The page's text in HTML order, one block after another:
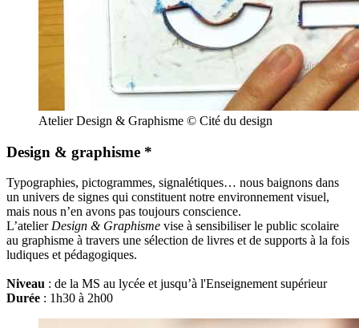
Atelier Design & Graphisme © Cité du design
Design & graphisme *
Typographies, pictogrammes, signalétiques… nous baignons dans
un univers de signes qui constituent notre environnement visuel,
mais nous n’en avons pas toujours conscience.
L’atelier Design & Graphisme vise à sensibiliser le public scolaire
au graphisme à travers une sélection de livres et de supports à la fois
ludiques et pédagogiques.
Niveau : de la MS au lycée et jusqu’à l'Enseignement supérieur
Durée : 1h30 à 2h00